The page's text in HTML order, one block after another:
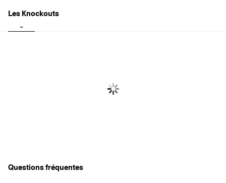
Questions fréquentes
Les Knockouts